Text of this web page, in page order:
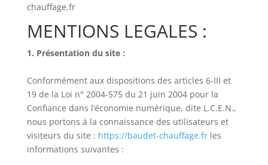
chauffage.fr
MENTIONS LEGALES :
1. Présentation du site :
Conformément aux dispositions des articles 6-III et
19 de la Loi n° 2004-575 du 21 juin 2004 pour la
Confiance dans l’économie numérique, dite L.C.E.N.,
nous portons à la connaissance des utilisateurs et
visiteurs du site : https://baudet-chauffage.frles
informations suivantes :